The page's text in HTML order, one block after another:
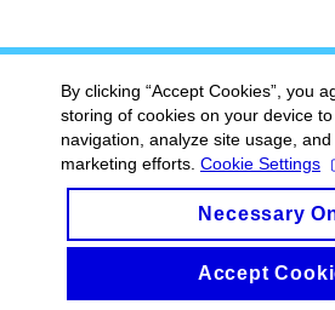
By clicking “Accept Cookies”, you
storing of cookies on your device
navigation, analyze site usage,
marketing efforts. Cookie Settings
Necessary
Accept